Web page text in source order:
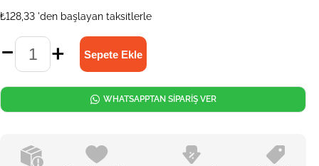
₺128,33 'den başlayan taksitlerle
WHATSAPPTAN SİPARİŞ VER